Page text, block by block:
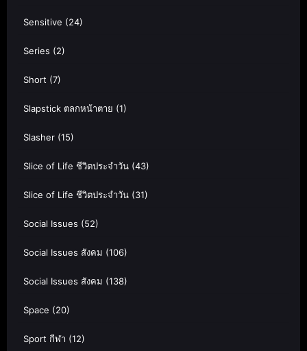
Sensitive (24)
Series (2)
Short (7)
Slapstick ตลกหน้าตาย (1)
Slasher (15)
Slice of Life ชีวิตประจำวัน (43)
Slice of Life ชีวิตประจำวัน (31)
Social Issues (52)
Social Issues สังคม (106)
Social Issues สังคม (138)
Space (20)
Sport กีฬา (12)